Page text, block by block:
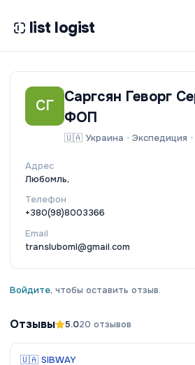
list logist
СГ
Саргсян Геворг
ФОП
🇺🇦 Украина • Экспедиция •
Адрес
Любомль,
Телефон
+380(98)8003366
Email
transluboml@gmail.com
Войдите, чтобы оставить отзыв.
Отзывы 5.020 отзывов
🇺🇦 SIBWAY